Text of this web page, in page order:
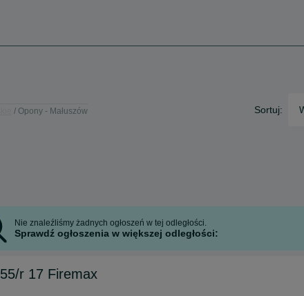
Opony - Małuszów Sortuj:
Nie znaleźliśmy żadnych ogłoszeń w tej odległości.
Sprawdź ogłoszenia w większej odległości:
r 17 Firemax